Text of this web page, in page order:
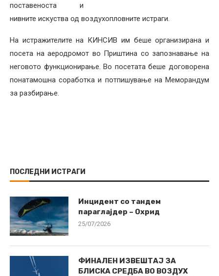
поставеноста и
нивните искуства од воздухопловните истраги.
На истражителите на КИНСИВ им беше организирана и
посета на аеродромот во Приштина со запознавање на
неговото функционирање. Во посетата беше договорена
понатамошна соработка и потпишување на Меморандум
за разбирање.
ПОСЛЕДНИ ИСТРАГИ
Инцидент со тандем
параглајдер – Охрид
25/07/2026
ФИНАЛЕН ИЗВЕШТАЈ ЗА
БЛИСКА СРЕДБА ВО ВОЗДУХ